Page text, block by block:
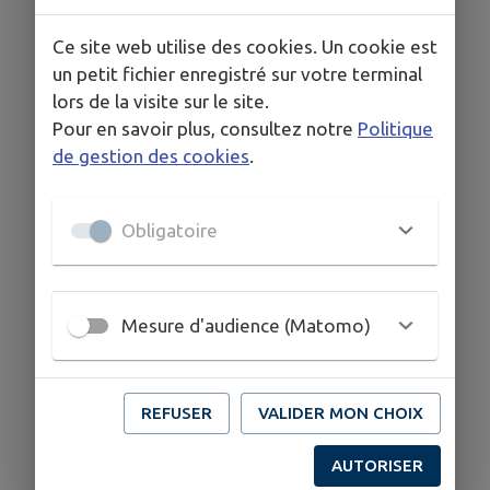
expertise et passion du bois au service de vos
projets pour leur donnerdurabilité, esthétisme
et authenticité.
COORDONNÉES
abc34.org
Ce site web utilise des cookies. Un cookie est
un petit fichier enregistré sur votre terminal
lors de la visite sur le site.
Pour en savoir plus, consultez notre Politique
de gestion des cookies
Obligatoire
Mesure d'audience (Matomo)
REFUSER VALIDER MON CHOIX
AUTORISER